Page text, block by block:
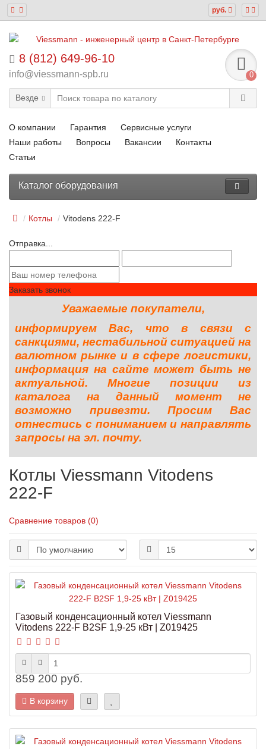
руб.
8 (812) 649-96-10
info@viessmann-spb.ru 0
Везде
О компании Гарантия
Сервисные услуги
Наши работы
Вопросы Вакансии
Контакты
Статьи
Каталог оборудования
Котлы Vitodens 222-F
Отправка...
Заказать звонок
Уважаемые покупатели,
информируем Вас, что в связи с
санкциями, нестабильной ситуацией на
валютном рынке и в сфере логистики,
информация на сайте может быть не
актуальной. Многие позиции из
каталога на данный момент не
возможно привезти. Просим Вас
отнестись с пониманием и направлять
запросы на эл. почту.
Котлы Viessmann Vitodens
222-F
Сравнение товаров (0)
Газовый конденсационный котел Viessmann
Vitodens 222-F B2SF 1,9-25 кВт | Z019425
859 200 руб.
В корзину